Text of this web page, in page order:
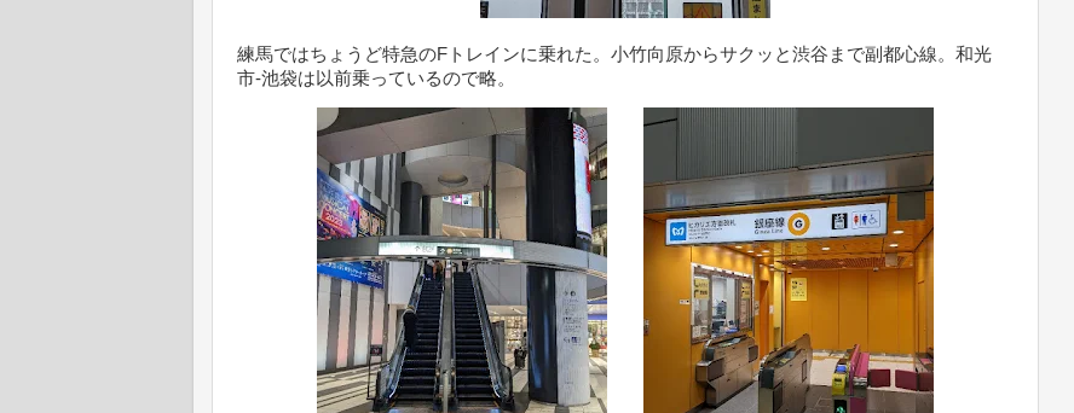
練馬ではちょうど特急のFトレインに乗れた。小竹向原からサクッと渋谷まで副都心線。和光
市-池袋は以前乗っているので略。